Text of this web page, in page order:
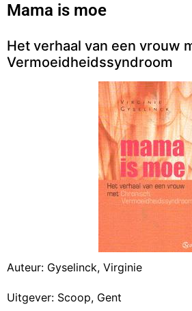
Mama is moe
Het verhaal van een vrouw
Vermoeidheidssyndroom
Auteur: Gyselinck, Virginie
Uitgever: Scoop, Gent